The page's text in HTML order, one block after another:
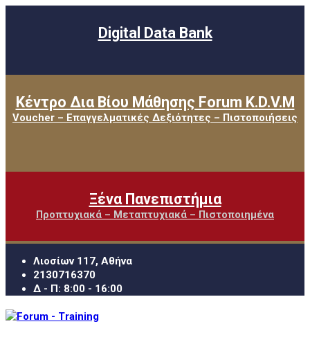
Digital Data Bank
Κέντρο Δια Βίου Μάθησης Forum K.D.V.M
Voucher – Επαγγελματικές Δεξιότητες – Πιστοποιήσεις
Ξένα Πανεπιστήμια
Προπτυχιακά – Μεταπτυχιακά – Πιστοποιημένα
Λιοσίων 117, Αθήνα
2130716370
Δ - Π: 8:00 - 16:00